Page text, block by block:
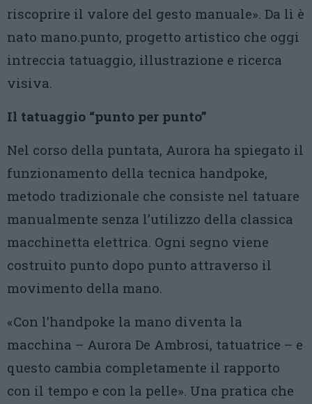
riscoprire il valore del gesto manuale». Da lì è
nato mano.punto, progetto artistico che oggi
intreccia tatuaggio, illustrazione e ricerca
visiva.
Il tatuaggio “punto per punto”
Nel corso della puntata, Aurora ha spiegato il
funzionamento della tecnica handpoke,
metodo tradizionale che consiste nel tatuare
manualmente senza l’utilizzo della classica
macchinetta elettrica. Ogni segno viene
costruito punto dopo punto attraverso il
movimento della mano.
«Con l’handpoke la mano diventa la
macchina – Aurora De Ambrosi, tatuatrice – e
questo cambia completamente il rapporto
con il tempo e con la pelle». Una pratica che